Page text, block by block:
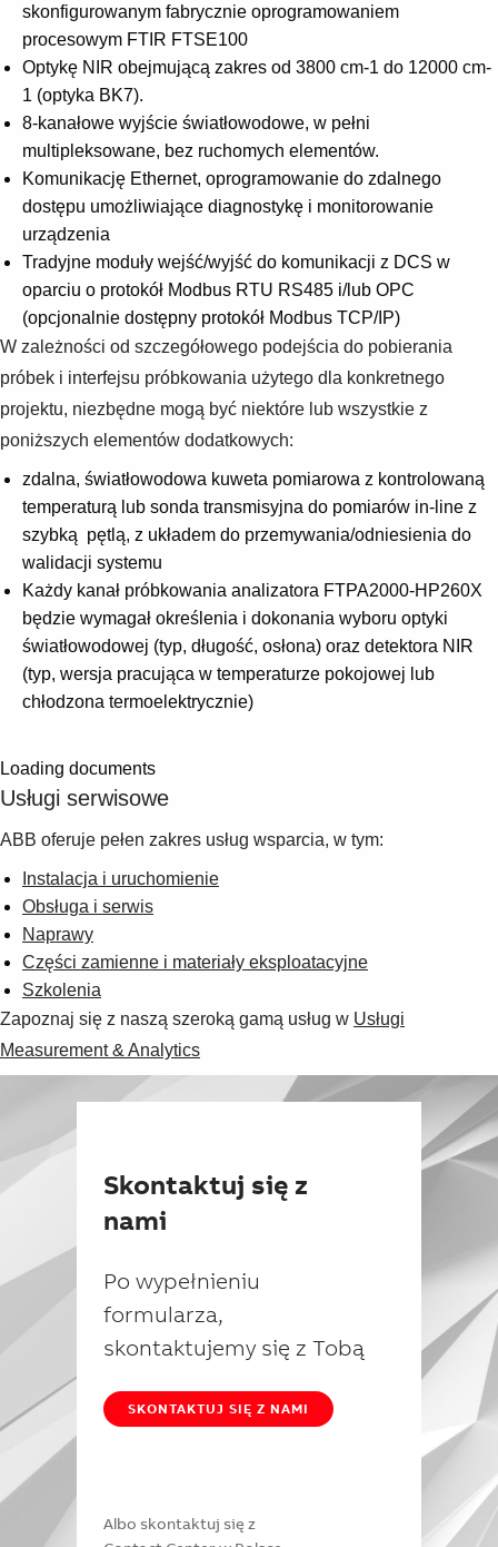
skonfigurowanym fabrycznie oprogramowaniem
procesowym FTIR FTSE100
Optykę NIR obejmującą zakres od 3800 cm-1 do 12000 cm-
1 (optyka BK7).
8-kanałowe wyjście światłowodowe, w pełni
multipleksowane, bez ruchomych elementów.
Komunikację Ethernet, oprogramowanie do zdalnego
dostępu umożliwiające diagnostykę i monitorowanie
urządzenia
Tradyjne moduły wejść/wyjść do komunikacji z DCS w
oparciu o protokół Modbus RTU RS485 i/lub OPC
(opcjonalnie dostępny protokół Modbus TCP/IP)
W zależności od szczegółowego podejścia do pobierania
próbek i interfejsu próbkowania użytego dla konkretnego
projektu, niezbędne mogą być niektóre lub wszystkie z
poniższych elementów dodatkowych:
zdalna, światłowodowa kuweta pomiarowa z kontrolowaną
temperaturą lub sonda transmisyjna do pomiarów in-line z
szybką pętlą, z układem do przemywania/odniesienia do
walidacji systemu
Każdy kanał próbkowania analizatora FTPA2000-HP260X
będzie wymagał określenia i dokonania wyboru optyki
światłowodowej (typ, długość, osłona) oraz detektora NIR
(typ, wersja pracująca w temperaturze pokojowej lub
chłodzona termoelektrycznie)
Loading documents
Usługi serwisowe
ABB oferuje pełen zakres usług wsparcia, w tym:
Instalacja i uruchomienie
Obsługa i serwis
Naprawy
Części zamienne i materiały eksploatacyjne
Szkolenia
Zapoznaj się z naszą szeroką gamą usług w Usługi
Measurement & Analytics
Skontaktuj się z
nami
Po wypełnieniu
formularza,
skontaktujemy się z Tobą
SKONTAKTUJ SIĘ Z NAMI
Albo skontaktuj się z